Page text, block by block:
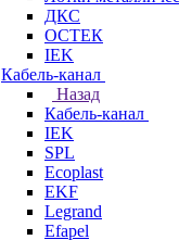
ДКС
ОСТЕК
IEK
Кабель-канал
Назад
Кабель-канал
IEK
SPL
Ecoplast
EKF
Legrand
Efapel